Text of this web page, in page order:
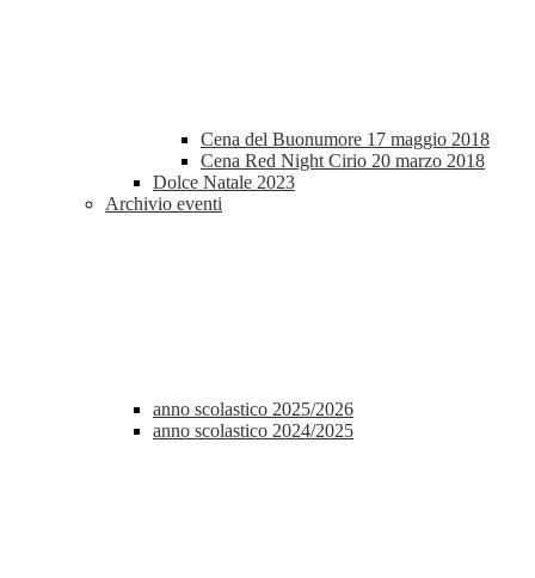
Cena del Buonumore 17 maggio 2018
Cena Red Night Cirio 20 marzo 2018
Dolce Natale 2023
Archivio eventi
anno scolastico 2025/2026
anno scolastico 2024/2025